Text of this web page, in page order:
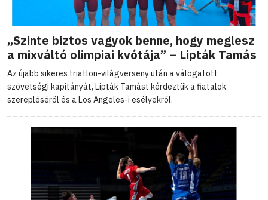
„Szinte biztos vagyok benne, hogy meglesz
a mixváltó olimpiai kvótája” – Lipták Tamás
Az újabb sikeres triatlon-világverseny után a válogatott
szövetségi kapitányát, Lipták Tamást kérdeztük a fiatalok
szerepléséről és a Los Angeles-i esélyekről.